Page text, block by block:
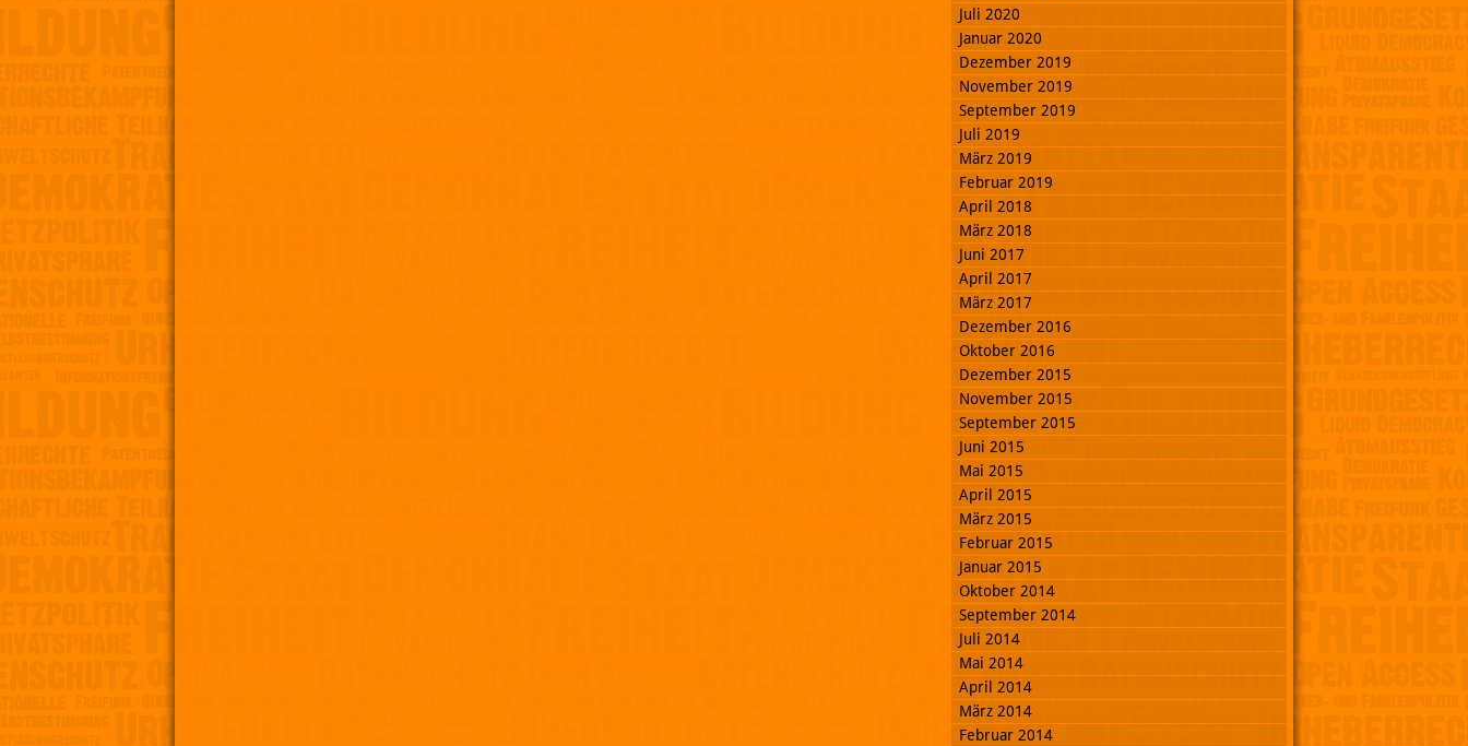
Juli 2020
Januar 2020
Dezember 2019
November 2019
September 2019
Juli 2019
März 2019
Februar 2019
April 2018
März 2018
Juni 2017
April 2017
März 2017
Dezember 2016
Oktober 2016
Dezember 2015
November 2015
September 2015
Juni 2015
Mai 2015
April 2015
März 2015
Februar 2015
Januar 2015
Oktober 2014
September 2014
Juli 2014
Mai 2014
April 2014
März 2014
Februar 2014